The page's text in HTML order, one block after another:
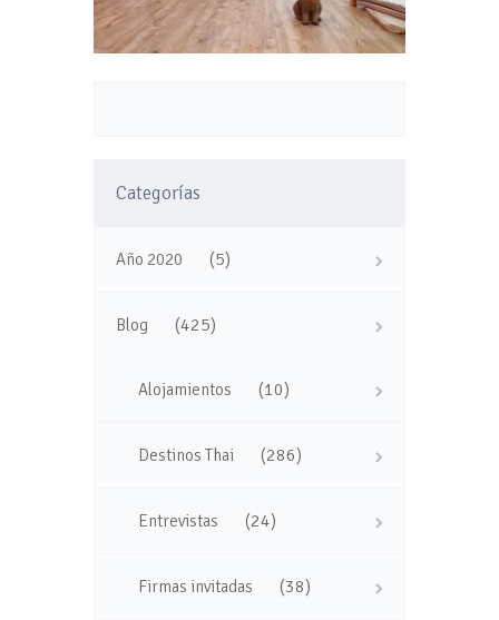
Categorías
Año 2020 (5)
Blog (425)
Alojamientos (10)
Destinos Thai (286)
Entrevistas (24)
Firmas invitadas (38)